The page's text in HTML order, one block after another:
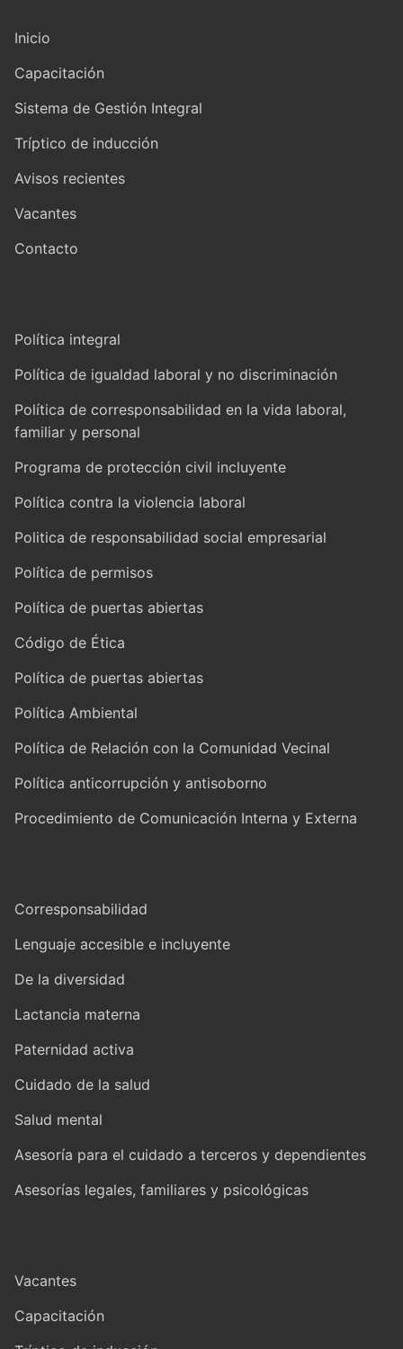
Inicio
Capacitación
Sistema de Gestión Integral
Tríptico de inducción
Avisos recientes
Vacantes
Contacto
Política integral
Política de igualdad laboral y no discriminación
Política de corresponsabilidad en la vida laboral,
familiar y personal
Programa de protección civil incluyente
Política contra la violencia laboral
Politica de responsabilidad social empresarial
Política de permisos
Política de puertas abiertas
Código de Ética
Política de puertas abiertas
Política Ambiental
Política de Relación con la Comunidad Vecinal
Política anticorrupción y antisoborno
Procedimiento de Comunicación Interna y Externa
Corresponsabilidad
Lenguaje accesible e incluyente
De la diversidad
Lactancia materna
Paternidad activa
Cuidado de la salud
Salud mental
Asesoría para el cuidado a terceros y dependientes
Asesorías legales, familiares y psicológicas
Vacantes
Capacitación